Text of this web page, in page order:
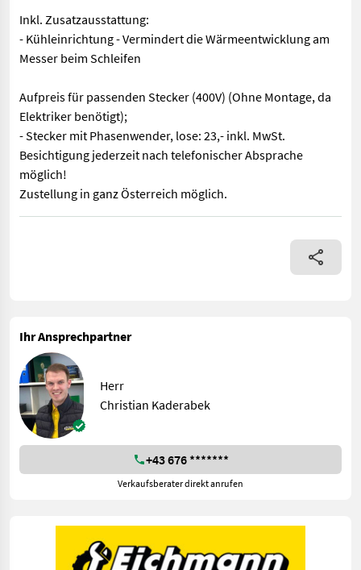
Inkl. Zusatzausstattung:
- Kühleinrichtung - Vermindert die Wärmeentwicklung am
Messer beim Schleifen
Aufpreis für passenden Stecker (400V) (Ohne Montage, da
Elektriker benötigt);
- Stecker mit Phasenwender, lose: 23,- inkl. MwSt.
Besichtigung jederzeit nach telefonischer Absprache
möglich!
Zustellung in ganz Österreich möglich.
Sofort Verfügbar! Göweil Messerschleifer MS 100 mit
Ihr Ansprechpartner
Herr
Christian Kaderabek
+43 676 *******
Verkaufsberater direkt anrufen